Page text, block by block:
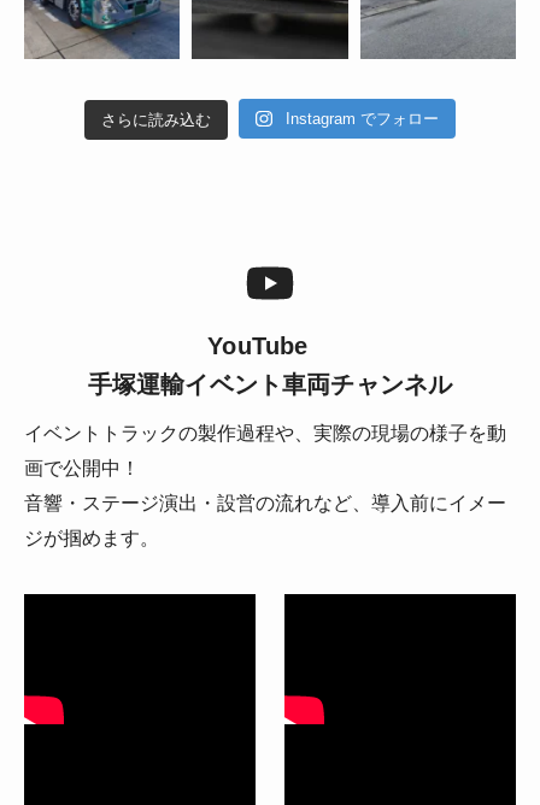
さらに読み込む Instagram でフォロー
YouTube
手塚運輸イベント車両チャンネル
イベントトラックの製作過程や、実際の現場の様子を動
画で公開中！
音響・ステージ演出・設営の流れなど、導入前にイメー
ジが掴めます。